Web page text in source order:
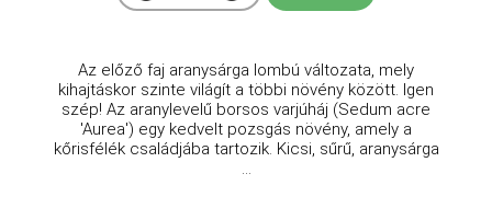
Az előző faj aranysárga lombú változata, mely
kihajtáskor szinte világít a többi növény között. Igen
szép! Az aranylevelű borsos varjúháj (Sedum acre
'Aurea') egy kedvelt pozsgás növény, amely a
kőrisfélék családjába tartozik. Kicsi, sűrű, aranysárga
...